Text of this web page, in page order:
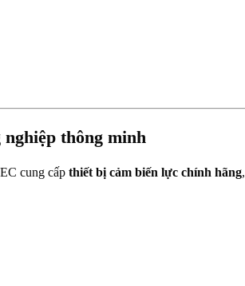
thông minh
cung cấp thiết bị cảm biến lực chính hãng,